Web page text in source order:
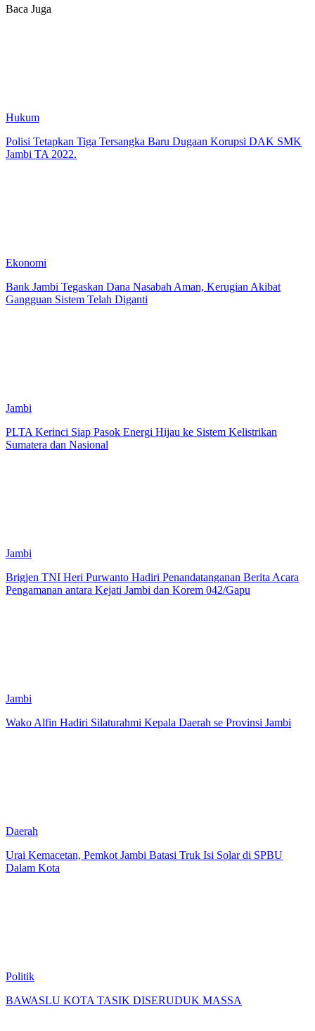
Baca Juga
Hukum
Polisi Tetapkan Tiga Tersangka Baru Dugaan Korupsi DAK SMK
Jambi TA 2022.
Ekonomi
Bank Jambi Tegaskan Dana Nasabah Aman, Kerugian Akibat
Gangguan Sistem Telah Diganti
Jambi
PLTA Kerinci Siap Pasok Energi Hijau ke Sistem Kelistrikan
Sumatera dan Nasional
Jambi
Brigjen TNI Heri Purwanto Hadiri Penandatanganan Berita Acara
Pengamanan antara Kejati Jambi dan Korem 042/Gapu
Jambi
Wako Alfin Hadiri Silaturahmi Kepala Daerah se Provinsi Jambi
Daerah
Urai Kemacetan, Pemkot Jambi Batasi Truk Isi Solar di SPBU
Dalam Kota
Politik
BAWASLU KOTA TASIK DISERUDUK MASSA